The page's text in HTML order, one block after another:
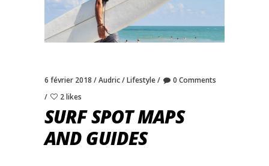
6 février 2018 Audric Lifestyle
0 Comments
2 likes
SURF SPOT MAPS
AND GUIDES